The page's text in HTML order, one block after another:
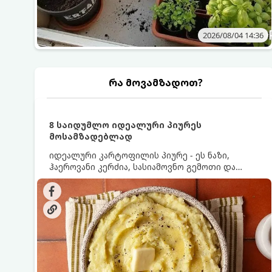
2026/08/04 14:36
რა მოვამზადოთ?
8 საიდუმლო იდეალური პიურეს
მოსამზადებლად
იდეალური კარტოფილის პიურე - ეს ნაზი,
ჰაეროვანი კერძია, სასიამოვნო გემოთი და
ნაღების-მოყვითალო ფერით. მისი მომზადება
ძალიან მარტივია, მაგრამ არსებობს რამდენიმე
საიდუმლო, რომლებიც უნდა იცოდეთ, რომ
პიურე იდეალურად გემრიელი გამოვიდეს.